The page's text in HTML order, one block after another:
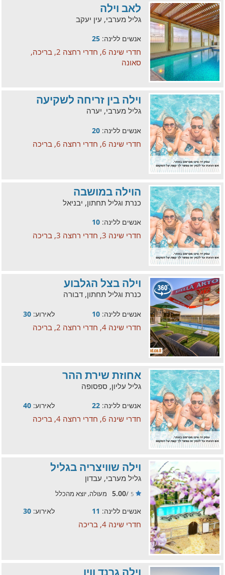
לאב וילה
גליל מערבי, עין יעקב
אנשים ללינה: 25
חדרי שינה 6, חדרי רחצה 2, בריכה,
סאונה
וילה בין זריחה לשקיעה
גליל מערבי, יערה
אנשים ללינה: 20
חדרי שינה 6, חדרי רחצה 6, בריכה
הוילה במושבה
כנרת וגליל תחתון, יבניאל
אנשים ללינה: 10
חדרי שינה 3, חדרי רחצה 3, בריכה
וילה בצל הגלבוע
כנרת וגליל תחתון, דבורה
אנשים ללינה: 10 לאירוע: 30
חדרי שינה 4, חדרי רחצה 2, בריכה
אחוזת שירת ההר
גליל עליון, ספסופה
אנשים ללינה: 22 לאירוע: 40
חדרי שינה 6, חדרי רחצה 4, בריכה
וילה שוויצריה בגליל
גליל מערבי, עבדון
5
/
5.00 מעולה, יוצא מהכלל
אנשים ללינה: 11 לאירוע: 30
חדרי שינה 4, בריכה
וילה גרנד וויו